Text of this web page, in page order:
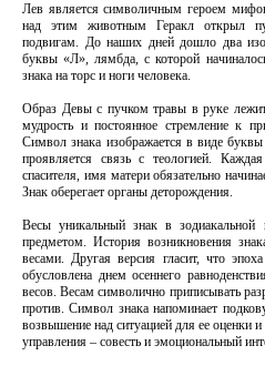
Лев является символичным героем
над этим животным Геракл открыл
подвигам. До наших дней дошло два
буквы «Л», лямбда, с которой
знака на торс и ноги человека.
Образ Девы с пучком травы в руке
мудрость и постоянное стремление к
Символ знака изображается в виде
проявляется связь с теологией.
спасителя, имя матери обязательно
Знак оберегает органы деторождения.
Весы уникальный знак в
предметом. История возникновения
весами. Другая версия гласит, что
обусловлена днем осеннего
весов. Весам символично приписывать
против. Символ знака напоминает
возвышение над ситуацией для ее оценки
управления – совесть и эмоциональный